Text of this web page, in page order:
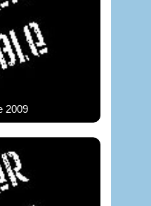
2009